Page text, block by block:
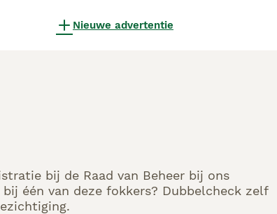
Nieuwe advertentie
bij de Raad van Beheer bij ons
één van deze fokkers? Dubbelcheck zelf